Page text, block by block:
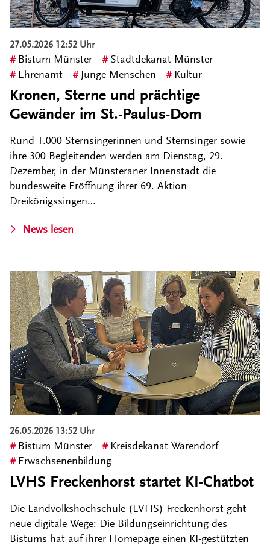
27.05.2026 12:52 Uhr
Bistum Münster
Stadtdekanat Münster
Ehrenamt
Junge Menschen Kultur
Kronen, Sterne und prächtige
Gewänder im St.-Paulus-Dom
Rund 1.000 Sternsingerinnen und Sternsinger sowie
ihre 300 Begleitenden werden am Dienstag, 29.
Dezember, in der Münsteraner Innenstadt die
bundesweite Eröffnung ihrer 69. Aktion
Dreikönigssingen…
News lesen
26.05.2026 13:52 Uhr
Bistum Münster
Kreisdekanat Warendorf
Erwachsenenbildung
LVHS Freckenhorst startet KI-Chatbot
Die Landvolkshochschule (LVHS) Freckenhorst geht
neue digitale Wege: Die Bildungseinrichtung des
Bistums hat auf ihrer Homepage einen KI-gestützten